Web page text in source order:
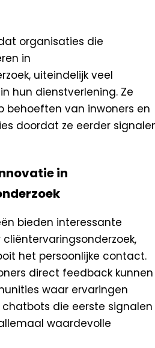
organisaties die
in
uiteindelijk veel
hun dienstverlening. Ze
behoeften van inwoners en
doordat ze eerder
in
bieden interessante
het persoonlijke contact.
direct feedback kunnen
waar ervaringen
die eerste signalen
waardevolle